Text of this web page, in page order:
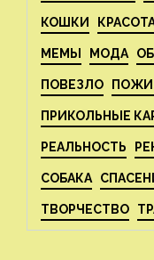
КОШКИ
МЕМЫ МОДА
ПОВЕЗЛО
ПРИКОЛЬНЫЕ
РЕАЛЬНОСТЬ
СОБАКА
ТВОРЧЕСТВО